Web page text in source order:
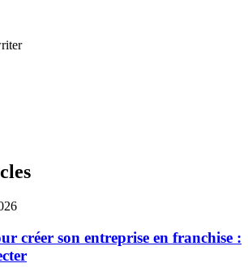
créer son entreprise en franchise :